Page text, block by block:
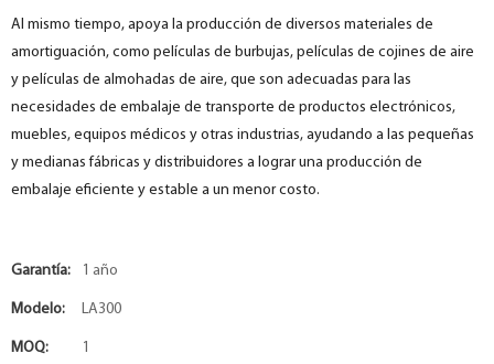
Al mismo tiempo, apoya la producción de diversos materiales de
amortiguación, como películas de burbujas, películas de cojines de aire
y películas de almohadas de aire, que son adecuadas para las
necesidades de embalaje de transporte de productos electrónicos,
muebles, equipos médicos y otras industrias, ayudando a las pequeñas
y medianas fábricas y distribuidores a lograr una producción de
embalaje eficiente y estable a un menor costo.
Garantía: 1 año
Modelo: LA300
MOQ: 1